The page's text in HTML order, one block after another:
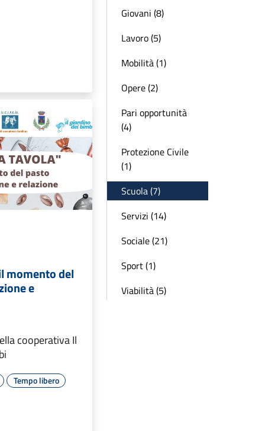
momento del
e
cooperativa Il
Tempo libero
Giovani (8)
Lavoro (5)
Mobilità (1)
Opere (2)
Pari opportunità
(4)
Protezione Civile
(1)
Scuola (7)
Servizi (14)
Sociale (21)
Sport (1)
Viabilità (5)